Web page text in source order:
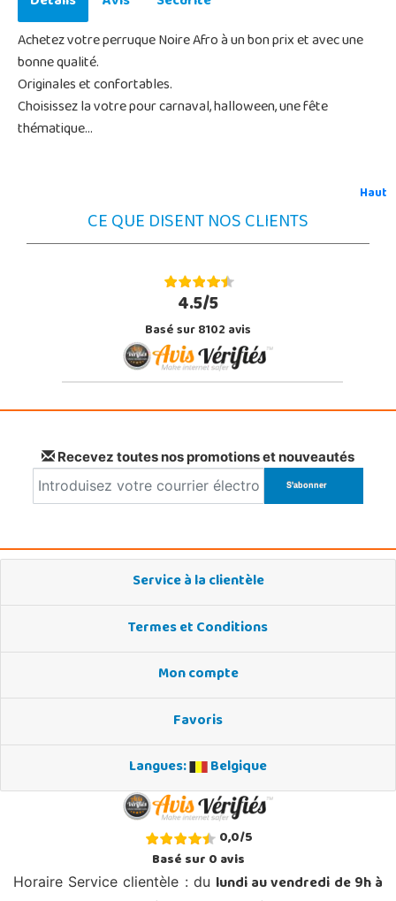
Achetez votre perruque Noire Afro à un bon prix et avec une
bonne qualité.
Originales et confortables.
Choisissez la votre pour carnaval, halloween, une fête
thématique...
Haut
CE QUE DISENT NOS CLIENTS
4.5/5
Basé sur 8102 avis
Recevez toutes nos promotions et nouveautés
Service à la clientèle
Termes et Conditions
Mon compte
Favoris
Langues:
Belgique
0,0/5
Basé sur0avis
Horaire Service clientèle : du lundi au vendredi de 9h à